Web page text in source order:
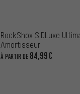
RockShox SIDLuxe
Amortisseur
À PARTIR DE 84,99€